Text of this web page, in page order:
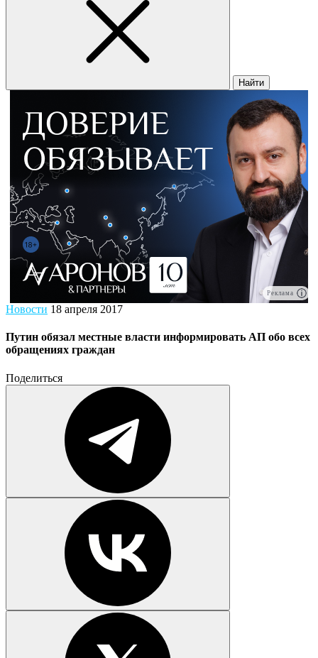
Найти
Реклама
Новости 18 апреля 2017
Путин обязал местные власти информировать АП обо всех
обращениях граждан
Поделиться